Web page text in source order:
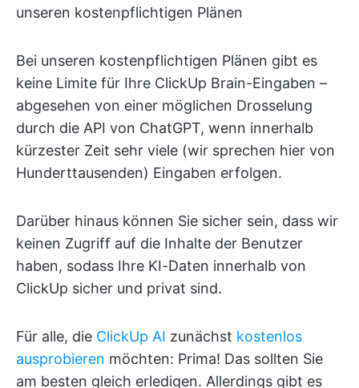
unseren kostenpflichtigen Plänen
Bei unseren kostenpflichtigen Plänen gibt es
keine Limite für Ihre ClickUp Brain-Eingaben –
abgesehen von einer möglichen Drosselung
durch die API von ChatGPT, wenn innerhalb
kürzester Zeit sehr viele (wir sprechen hier von
Hunderttausenden) Eingaben erfolgen.
Darüber hinaus können Sie sicher sein, dass wir
keinen Zugriff auf die Inhalte der Benutzer
haben, sodass Ihre KI-Daten innerhalb von
ClickUp sicher und privat sind.
Für alle, die ClickUp AI zunächst kostenlos
ausprobieren möchten: Prima! Das sollten Sie
am besten gleich erledigen. Allerdings gibt es